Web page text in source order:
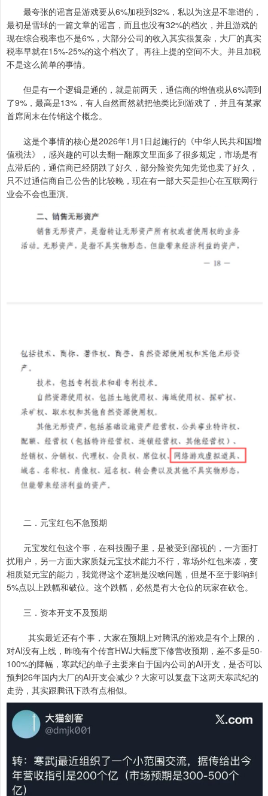
最夸张的谣言是游戏要从6%加税到32%，私以为这是不靠谱的，
最初是雪球的一篇文章的谣言，而且也没有32%的档次，并且游戏的
现在综合税率也不是6%，大部分公司的收入其实很复杂，大厂的真实
税率早就在15%-25%的这个档次了。再往上提的空间不大。并且加税
不是这么简单的事情。
但是有一个逻辑是通的，就是前两天，通信商的增值税从6%调到
了9%，最高是13%，有人自然而然就把他类比到游戏了，并且有某家
首席周末在传销这个概念。
这是个事情的核心是2026年1月1日起施行的《中华人民共和国增
值税法》，感兴趣的可以去翻一翻原文里面多了很多规定，市场是有
点滞后的，通信商已经阴跌了好久，部分险资先知先觉也卖了好久，
只不过通信商自己公告的比较晚，现在有一部大买是担心在互联网行
业会不会也重演。
二．元宝红包不急预期
元宝发红包这个事，在科技圈子里，是被受到鄙视的，一方面打
扰用户，另一方面大家质疑元宝技术能力不行，靠场外红包来凑，变
相质疑元宝的能力，我觉得这个逻辑是没啥问题，但是不至于影响到
5%点以上跌幅和破位。这个跌幅，必然是有大仓位的玩家在砍仓。
三．资本开支不及预期
其实最近还有个事，大家在预期上对腾讯的游戏是有个上限的，
对AI没有上线，昨晚有个传言HWJ大幅度下修营收预期，差不多是50-
100%的降幅，寒武纪的单子主要来自于国内公司的AI开支，是否可以
预判26年国内大厂的AI开支会减少？大家可以复盘下这两天寒武纪的
走势，其实跟腾讯下跌有点相似。